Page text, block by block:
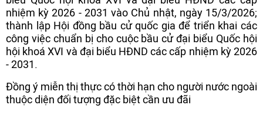
nhiệm kỳ 2026 - 2031 vào Chủ nhật, ngày 15/3/2026;
thành lập Hội đồng bầu cử quốc gia để triển khai các
công việc chuẩn bị cho cuộc bầu cử đại biểu Quốc hội
hội khoá XVI và đại biểu HĐND các cấp nhiệm kỳ 2026
- 2031.
Đồng ý miễn thị thực có thời hạn cho người nước ngoài
thuộc diện đối tượng đặc biệt cần ưu đãi